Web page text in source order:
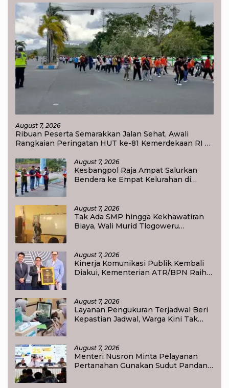
August 7, 2026
Ribuan Peserta Semarakkan Jalan Sehat, Awali
Rangkaian Peringatan HUT ke-81 Kemerdekaan RI di
August 7, 2026
Kesbangpol Raja Ampat Salurkan
Bendera ke Empat Kelurahan di
August 7, 2026
Tak Ada SMP hingga Kekhawatiran
Biaya, Wali Murid Tlogoweru
August 7, 2026
Kinerja Komunikasi Publik Kembali
Diakui, Kementerian ATR/BPN Raih
August 7, 2026
Layanan Pengukuran Terjadwal Beri
Kepastian Jadwal, Warga Kini Tak
August 7, 2026
Menteri Nusron Minta Pelayanan
Pertanahan Gunakan Sudut Pandang